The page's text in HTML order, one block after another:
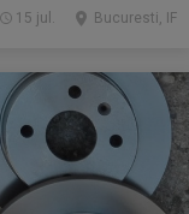
Bucuresti, IF
15 jul.